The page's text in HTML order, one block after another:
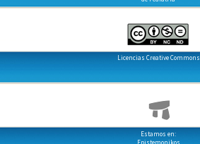
Licencias Creative Commons
Estamos en:
Epistemonikos